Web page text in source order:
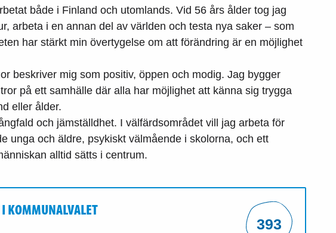
både i Finland och utomlands. Vid 56 års ålder tog jag
arbeta i en annan del av världen och testa nya saker – som
har stärkt min övertygelse om att förändring är en möjlighet
beskriver mig som positiv, öppen och modig. Jag bygger
på ett samhälle där alla har möjlighet att känna sig trygga
eller ålder.
och jämställdhet. I välfärdsområdet vill jag arbeta för
unga och äldre, psykiskt välmående i skolorna, och ett
alltid sätts i centrum.
I KOMMUNALVALET
393